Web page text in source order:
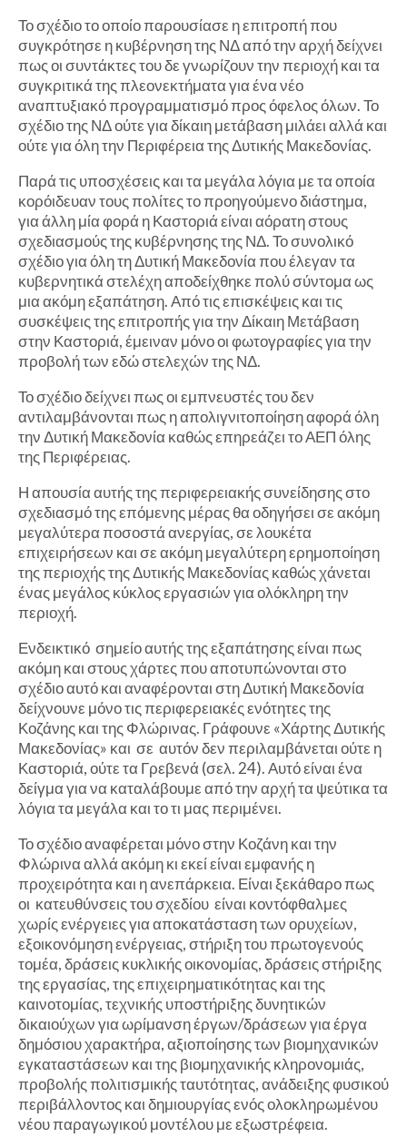
Το σχέδιο το οποίο παρουσίασε η επιτροπή που
συγκρότησε η κυβέρνηση της ΝΔ από την αρχή δείχνει
πως οι συντάκτες του δε γνωρίζουν την περιοχή και τα
συγκριτικά της πλεονεκτήματα για ένα νέο
αναπτυξιακό προγραμματισμό προς όφελος όλων. Το
σχέδιο της ΝΔ ούτε για δίκαιη μετάβαση μιλάει αλλά και
ούτε για όλη την Περιφέρεια της Δυτικής Μακεδονίας.
Παρά τις υποσχέσεις και τα μεγάλα λόγια με τα οποία
κορόιδευαν τους πολίτες το προηγούμενο διάστημα,
για άλλη μία φορά η Καστοριά είναι αόρατη στους
σχεδιασμούς της κυβέρνησης της ΝΔ. Το συνολικό
σχέδιο για όλη τη Δυτική Μακεδονία που έλεγαν τα
κυβερνητικά στελέχη αποδείχθηκε πολύ σύντομα ως
μια ακόμη εξαπάτηση. Από τις επισκέψεις και τις
συσκέψεις της επιτροπής για την Δίκαιη Μετάβαση
στην Καστοριά, έμειναν μόνο οι φωτογραφίες για την
προβολή των εδώ στελεχών της ΝΔ.
Το σχέδιο δείχνει πως οι εμπνευστές του δεν
αντιλαμβάνονται πως η απολιγνιτοποίηση αφορά όλη
την Δυτική Μακεδονία καθώς επηρεάζει το ΑΕΠ όλης
της Περιφέρειας.
Η απουσία αυτής της περιφερειακής συνείδησης στο
σχεδιασμό της επόμενης μέρας θα οδηγήσει σε ακόμη
μεγαλύτερα ποσοστά ανεργίας, σε λουκέτα
επιχειρήσεων και σε ακόμη μεγαλύτερη ερημοποίηση
της περιοχής της Δυτικής Μακεδονίας καθώς χάνεται
ένας μεγάλος κύκλος εργασιών για ολόκληρη την
περιοχή.
Ενδεικτικό σημείο αυτής της εξαπάτησης είναι πως
ακόμη και στους χάρτες που αποτυπώνονται στο
σχέδιο αυτό και αναφέρονται στη Δυτική Μακεδονία
δείχνουνε μόνο τις περιφερειακές ενότητες της
Κοζάνης και της Φλώρινας. Γράφουνε «Χάρτης Δυτικής
Μακεδονίας» και σε αυτόν δεν περιλαμβάνεται ούτε η
Καστοριά, ούτε τα Γρεβενά (σελ. 24). Αυτό είναι ένα
δείγμα για να καταλάβουμε από την αρχή τα ψεύτικα τα
λόγια τα μεγάλα και το τι μας περιμένει.
Το σχέδιο αναφέρεται μόνο στην Κοζάνη και την
Φλώρινα αλλά ακόμη κι εκεί είναι εμφανής η
προχειρότητα και η ανεπάρκεια. Είναι ξεκάθαρο πως
οι κατευθύνσεις του σχεδίου είναι κοντόφθαλμες
χωρίς ενέργειες για αποκατάσταση των ορυχείων,
εξοικονόμηση ενέργειας, στήριξη του πρωτογενούς
τομέα, δράσεις κυκλικής οικονομίας, δράσεις στήριξης
της εργασίας, της επιχειρηματικότητας και της
καινοτομίας, τεχνικής υποστήριξης δυνητικών
δικαιούχων για ωρίμανση έργων/δράσεων για έργα
δημόσιου χαρακτήρα, αξιοποίησης των βιομηχανικών
εγκαταστάσεων και της βιομηχανικής κληρονομιάς,
προβολής πολιτισμικής ταυτότητας, ανάδειξης φυσικού
περιβάλλοντος και δημιουργίας ενός ολοκληρωμένου
νέου παραγωγικού μοντέλου με εξωστρέφεια.